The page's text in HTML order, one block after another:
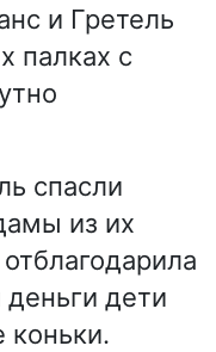
и Гретель
палках с
спасли
из их
дети
коньки.